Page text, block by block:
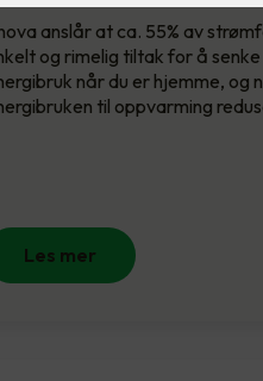
anslår at ca. 55% av
og rimelig tiltak for å
når du er hjemme, og
til oppvarming
Les mer